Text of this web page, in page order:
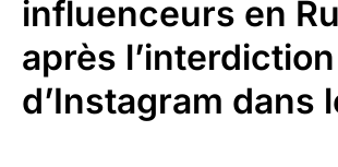
influenceurs en
après l’interdiction
d’Instagram dans